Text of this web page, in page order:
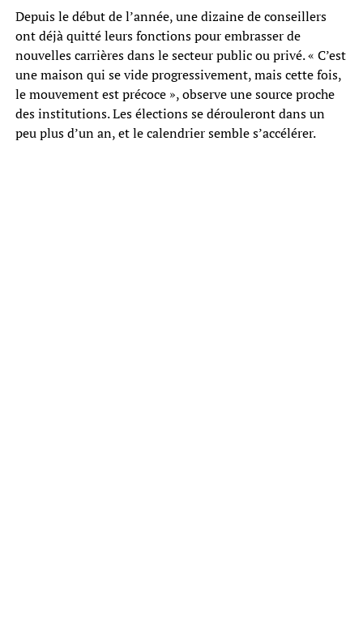
Depuis le début de l’année, une dizaine de conseillers
ont déjà quitté leurs fonctions pour embrasser de
nouvelles carrières dans le secteur public ou privé. « C’est
une maison qui se vide progressivement, mais cette fois,
le mouvement est précoce », observe une source proche
des institutions. Les élections se dérouleront dans un
peu plus d’un an, et le calendrier semble s’accélérer.